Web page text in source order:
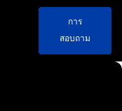
การ
สอบถาม